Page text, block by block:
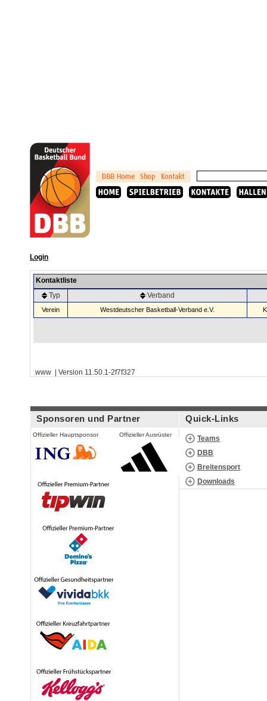
Login
Kontaktliste
Typ
Verband
Verein Westdeutscher Basketball-Verband e.V.
www | Version 11.50.1-2f7f327
Sponsoren und Partner
Offizieller Hauptsponsor Offizieller Ausrüster
Quick-Links
Teams
DBB
Breitensport
Downloads